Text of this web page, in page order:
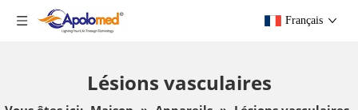
Français
Lésions vasculaires